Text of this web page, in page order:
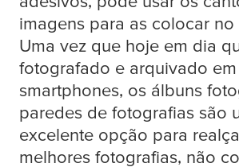
imagens para as colocar
Uma vez que hoje em dia
fotografado e arquivado em
smartphones, os álbuns
paredes de fotografias são
excelente opção para
melhores fotografias, não